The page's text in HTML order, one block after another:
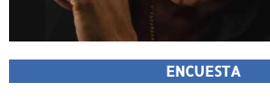
ENCUESTA